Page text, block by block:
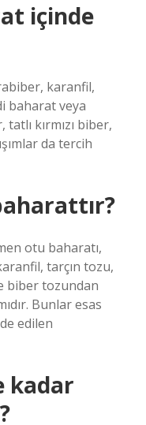
içinde
karanfil,
baharat veya
kırmızı biber,
da tercih
otu baharatı,
tarçın tozu,
biber tozundan
Bunlar esas
edilen
kadar